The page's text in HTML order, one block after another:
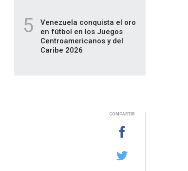
5
Venezuela conquista el oro
en fútbol en los Juegos
Centroamericanos y del
Caribe 2026
COMPARTIR